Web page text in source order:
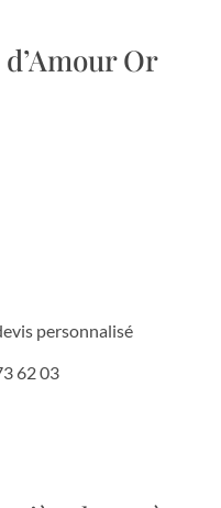
Or
personnalisé
62 03